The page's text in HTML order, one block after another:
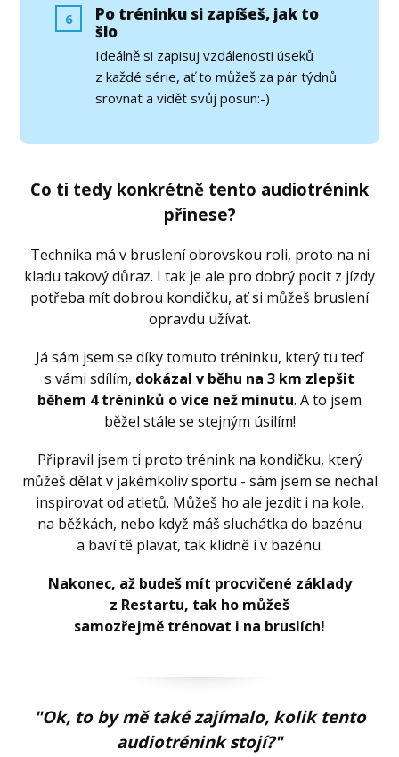
6
Po tréninku si zapíšeš, jak to
šlo
Ideálně si zapisuj vzdálenosti úseků
z každé série, ať to můžeš za pár týdnů
srovnat a vidět svůj posun:-)
Co ti tedy konkrétně tento audiotrénink
přinese?
Technika má v bruslení obrovskou roli, proto na ni
kladu takový důraz. I tak je ale pro dobrý pocit z jízdy
potřeba mít dobrou kondičku, ať si můžeš bruslení
opravdu užívat.
Já sám jsem se díky tomuto tréninku, který tu teď
s vámi sdílím, dokázal v běhu na 3 km zlepšit
během 4 tréninků o více než minutu. A to jsem
běžel stále se stejným úsilím!
Připravil jsem ti proto trénink na kondičku, který
můžeš dělat v jakémkoliv sportu - sám jsem se nechal
inspirovat od atletů. Můžeš ho ale jezdit i na kole,
na běžkách, nebo když máš sluchátka do bazénu
a baví tě plavat, tak klidně i v bazénu.
Nakonec, až budeš mít procvičené základy
z Restartu, tak ho můžeš
samozřejmě trénovat i na bruslích!
"Ok, to by mě také zajímalo, kolik tento
audiotrénink stojí?"